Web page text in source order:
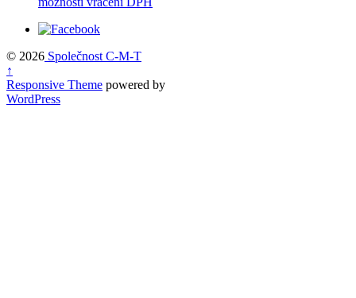
© 2026 Společnost C-M-T
↑
Responsive Theme powered by
WordPress